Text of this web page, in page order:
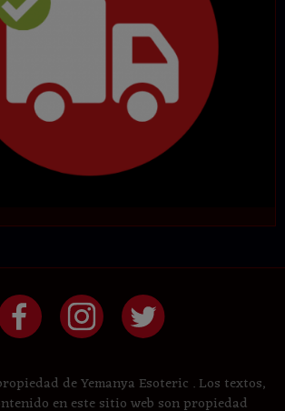
de Yemanya Esoteric . Los textos,
en este sitio web son propiedad